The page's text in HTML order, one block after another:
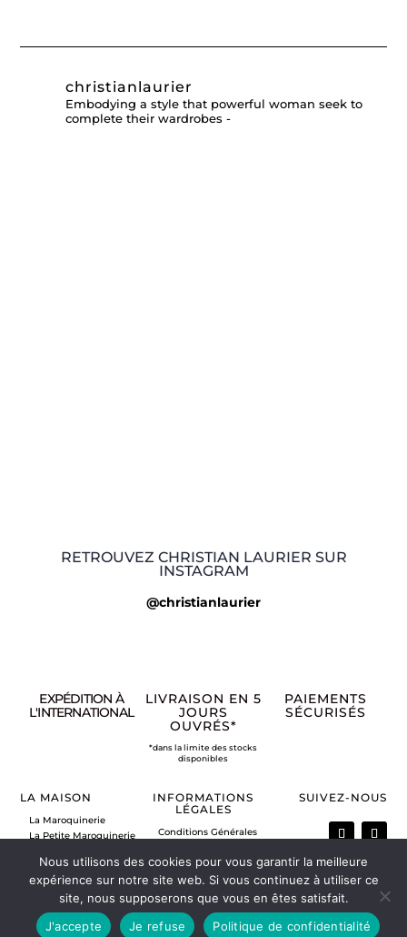
christianlaurier
Embodying a style that powerful woman seek to
complete their wardrobes -
RETROUVEZ CHRISTIAN LAURIER SUR
INSTAGRAM
@christianlaurier
EXPÉDITION À
L'INTERNATIONAL
LIVRAISON EN 5
JOURS
OUVRÉS*
*dans la limite des stocks
disponibles
PAIEMENTS
SÉCURISÉS
LA MAISON
La Maroquinerie
La Petite Maroquinerie
Nous contacter
INFORMATIONS
LÉGALES
Conditions Générales
Mentions légales
Politique de retour
Vos commandes
Mon compte
SUIVEZ-NOUS
Nous utilisons des cookies pour vous garantir la meilleure
expérience sur notre site web. Si vous continuez à utiliser ce
site, nous supposerons que vous en êtes satisfait.
J'accepte
Je refuse Politique de confidentialité